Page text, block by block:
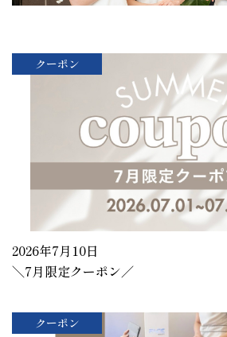
クーポン
2026年7月10日
＼7月限定クーポン／
クーポン